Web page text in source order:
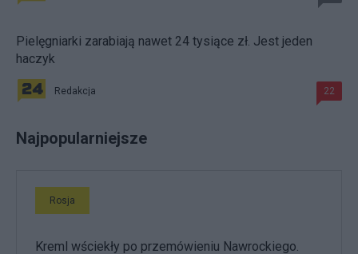
Pielęgniarki zarabiają nawet 24 tysiące zł. Jest jeden
haczyk
Redakcja 22
Najpopularniejsze
Rosja
Kreml wściekły po przemówieniu Nawrockiego.